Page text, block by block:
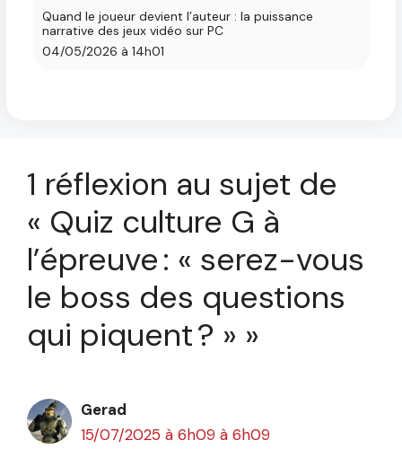
Quand le joueur devient l’auteur : la puissance
narrative des jeux vidéo sur PC
04/05/2026 à 14h01
1 réflexion au sujet de
« Quiz culture G à
l’épreuve : « serez-vous
le boss des questions
qui piquent ? » »
Gerad
15/07/2025 à 6h09 à 6h09